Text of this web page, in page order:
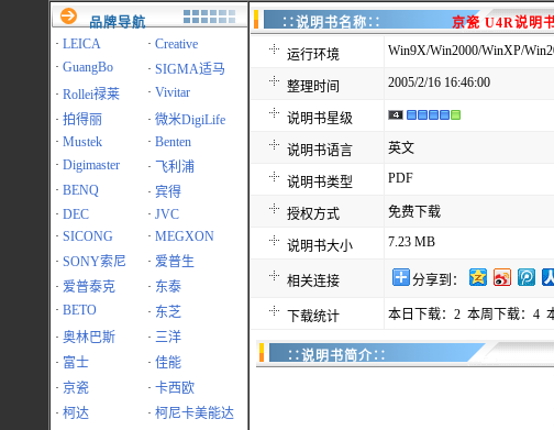
品牌导航
· LEICA · Creative
· GuangBo · SIGMA适马
· Rollei禄莱 · Vivitar
· 拍得丽 · 微米DigiLife
· Mustek · Benten
· Digimaster ·
飞利浦
· BENQ · 宾得
· DEC · JVC
· SICONG · MEGXON
· SONY索尼 · 爱普生
· 爱普泰克 · 东泰
· BETO · 东芝
· 奥林巴斯 · 三洋
· 富士 · 佳能
· 京瓷 · 卡西欧
· 柯达 · 柯尼卡美能达
∷说明书名称∷ 京瓷 U4R说明
运行环境 Win9X/Win2000/WinXP/
整理时间 2005/2/16 16:46:00
说明书星级
说明书语言 英文
说明书类型 PDF
授权方式 免费下载
说明书大小 7.23 MB
相关连接 分享到：
下载统计 本日下载：2 本周下载：4
∷说明书简介∷